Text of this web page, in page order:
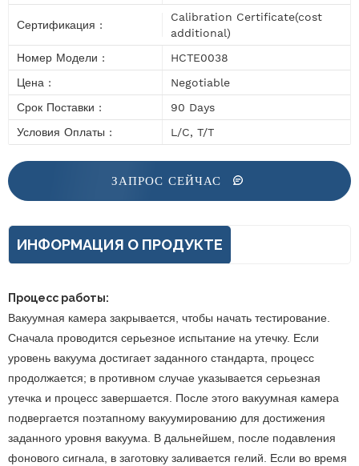
Сертификация :
Calibration Certificate(cost
additional)
Номер Модели :
HCTE0038
Цена :
Negotiable
Срок Поставки :
90 Days
Условия Оплаты :
L/C, T/T
ЗАПРОС СЕЙЧАС
ИНФОРМАЦИЯ О ПРОДУКТЕ
Процесс работы:
Вакуумная камера закрывается, чтобы начать тестирование.
Сначала проводится серьезное испытание на утечку. Если
уровень вакуума достигает заданного стандарта, процесс
продолжается; в противном случае указывается серьезная
утечка и процесс завершается. После этого вакуумная камера
подвергается поэтапному вакуумированию для достижения
заданного уровня вакуума. В дальнейшем, после подавления
фонового сигнала, в заготовку заливается гелий. Если во время